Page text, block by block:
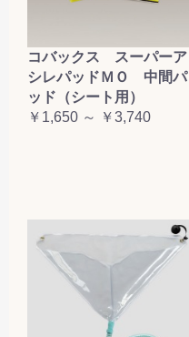
コバックス スーパーア
シレパッドＭＯ 中間パ
ッド（シート用）
￥1,650 ～ ￥3,740